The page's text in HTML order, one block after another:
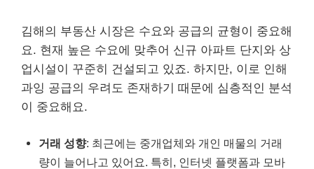
김해의 부동산 시장은 수요와 공급의 균형이 중요해
요. 현재 높은 수요에 맞추어 신규 아파트 단지와 상
업시설이 꾸준히 건설되고 있죠. 하지만, 이로 인해
과잉 공급의 우려도 존재하기 때문에 심층적인 분석
이 중요해요.
거래 성향: 최근에는 중개업체와 개인 매물의 거래
량이 늘어나고 있어요. 특히, 인터넷 플랫폼과 모바